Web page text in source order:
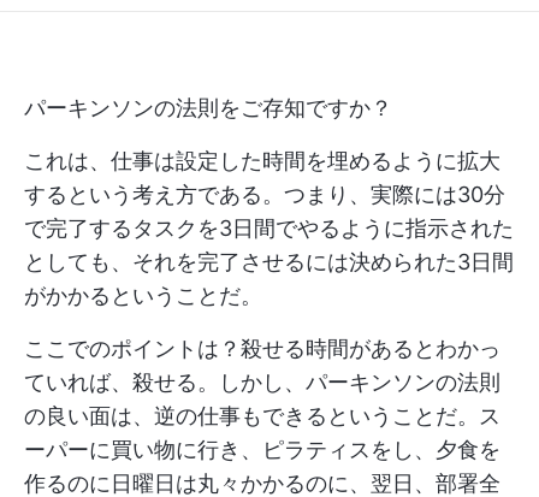
パーキンソンの法則をご存知ですか？
これは、仕事は設定した時間を埋めるように拡大
するという考え方である。つまり、実際には30分
で完了するタスクを3日間でやるように指示された
としても、それを完了させるには決められた3日間
がかかるということだ。
ここでのポイントは？殺せる時間があるとわかっ
ていれば、殺せる。しかし、パーキンソンの法則
の良い面は、逆の仕事もできるということだ。ス
ーパーに買い物に行き、ピラティスをし、夕食を
作るのに日曜日は丸々かかるのに、翌日、部署全